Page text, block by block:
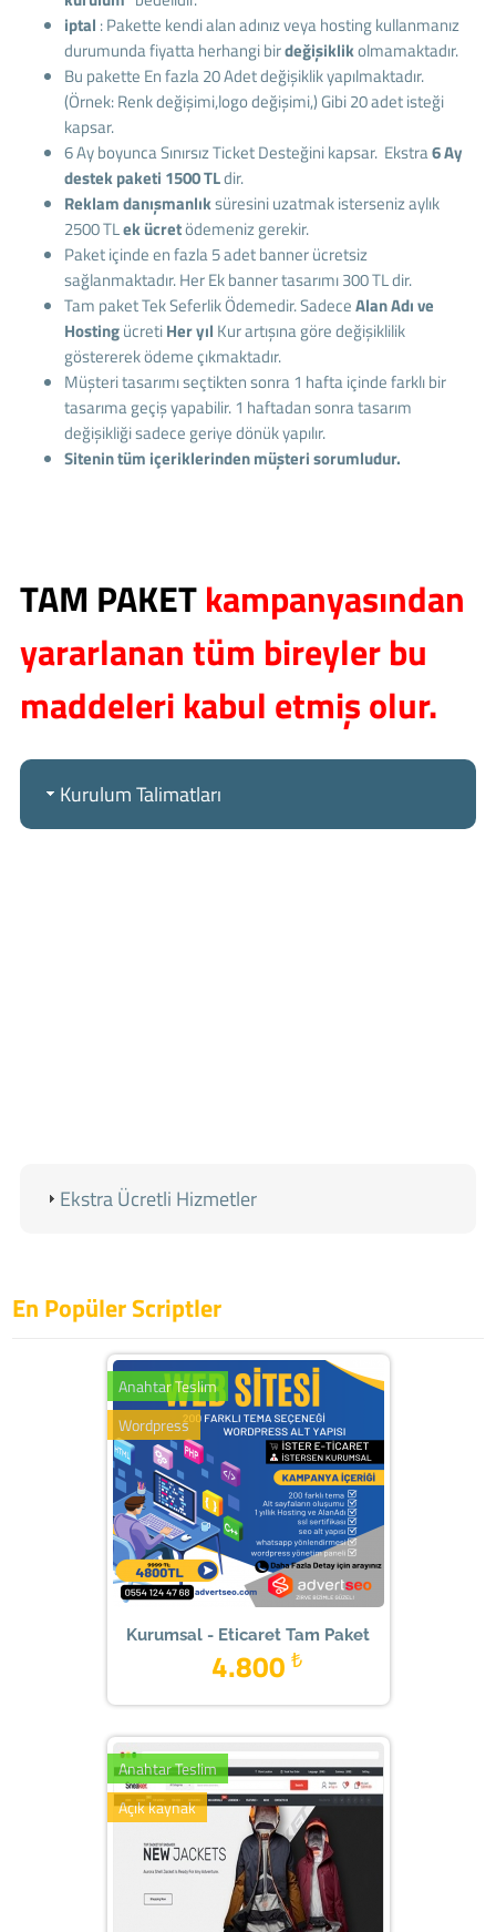
iptal : Pakette kendi alan adınız veya hosting kullanmanız
durumunda fiyatta herhangi birdeğişiklikolmamaktadır.
Bu pakette En fazla 20 Adet değişiklik yapılmaktadır.
(Örnek: Renk değişimi,logo değişimi,) Gibi 20 adet isteği
kapsar.
6 Ay boyunca Sınırsız Ticket Desteğini kapsar. Ekstra6 Ay
destek paketi 1500 TLdir.
Reklam danışmanlıksüresini uzatmak isterseniz aylık
2500 TLek ücretödemeniz gerekir.
Paket içinde en fazla 5 adet banner ücretsiz
sağlanmaktadır. Her Ek banner tasarımı 300 TL dir.
Tam paket Tek Seferlik Ödemedir. SadeceAlan Adı ve
HostingücretiHer yıl Kur artışına göre değişiklilik
göstererek ödeme çıkmaktadır.
Müşteri tasarımı seçtikten sonra 1 hafta içinde farklı bir
tasarıma geçiş yapabilir. 1 haftadan sonra tasarım
değişikliği sadece geriye dönük yapılır.
Sitenin tüm içeriklerinden müşteri sorumludur.
TAM PAKETkampanyasından
yararlanan tüm bireyler bu
maddeleri kabul etmiş olur.
Kurulum Talimatları
Ekstra Ücretli Hizmetler
En Popüler Scriptler
Anahtar Teslim
Wordpress
Kurumsal - Eticaret Tam Paket
₺
4.800
Anahtar Teslim
Açık kaynak